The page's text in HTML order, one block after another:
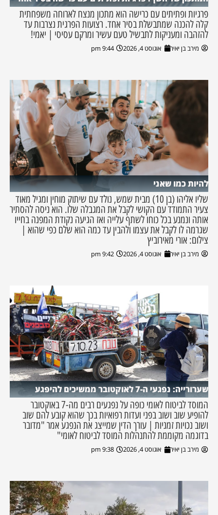
פרגיות ופתיתים עם כרישה הוא מתכון מנצח לארוחה משפחתית
קלה להכנה שמתבשלת בסיר אחד. רצועות הפרגית נצרבות עד
להזהבה ומעניקות לתבשיל טעם עשיר ומרקם עסיסי | יאמי!
מירב בן יאיר אוגוסט 4, 2026 9:44 pm
להיות כמו שאני
שליו אליהו (בן 10) מבית שמש, נולד עם שיתוק מוחין ומגיל מאוד
צעיר התמודד עם הקושי לקבל את המגבלה שלו. הוא ניסה להסתיר
אותה ונמנע בכל כוחו לשתף עלייה ואז הגיעה נקודת המפנה בחייו
שגרמה לו לקבל את עצמו ולהבין עד כמה הוא שלם כפי שהוא |
צילום: אורי מאירוביץ
מירב בן יאיר אוגוסט 4, 2026 9:42 pm
שערורייה: נפגעי ה-7 לאוקטובר ממשיכים להיפגע
המוסד לביטוח לאומי כופה על נפגעים רבים מה-7 באוקטובר
להופיע שוב ושוב בפני ועדות רפואיות בכך שהוא קובע להם שוב
ושוב נכויות זמניות | עורך הדין שמייצג את הנפגע אמר "מדובר
בדוגמה מקוממת להתנהלות המוסד לביטוח לאומי"
מירב בן יאיר אוגוסט 4, 2026 9:38 pm